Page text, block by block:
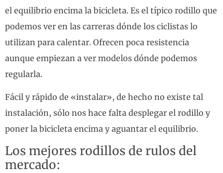
el equilibrio encima la bicicleta. Es el típico rodillo que
podemos ver en las carreras dónde los ciclistas lo
utilizan para calentar. Ofrecen poca resistencia
aunque empiezan a ver modelos dónde podemos
regularla.
Fácil y rápido de «instalar», de hecho no existe tal
instalación, sólo nos hace falta desplegar el rodillo y
poner la bicicleta encima y aguantar el equilibrio.
Los mejores rodillos de rulos del
mercado: